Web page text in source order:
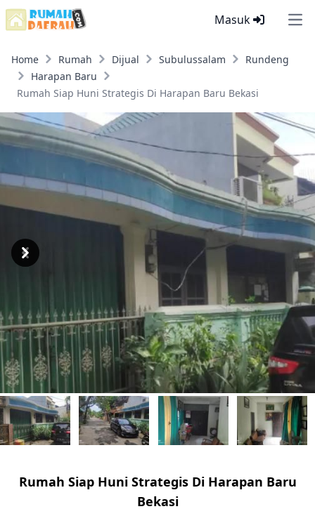
Masuk
Home Rumah Dijual Subulussalam
Rundeng
Harapan Baru
Rumah Siap Huni Strategis Di Harapan Baru Bekasi
Previous
Next
Rumah Siap Huni Strategis Di Harapan Baru
Bekasi